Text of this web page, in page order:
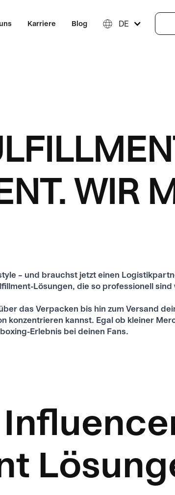
Karriere Blog DE
WIR
– und brauchst jetzt einen
Lösungen, die so professionell
das Verpacken bis hin zum Versand
konzentrieren kannst. Egal ob kleiner
Erlebnis bei deinen Fans.